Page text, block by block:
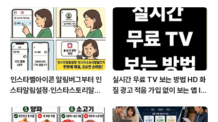
인스타벨아이콘 알림버그부터 인
스타알림설정·인스타스토리알림
실시간 무료 TV 보는 방법 HD 화
질 광고 적음 가입 없이 보는 앱 IP
넷 요금제 꿀팁까지